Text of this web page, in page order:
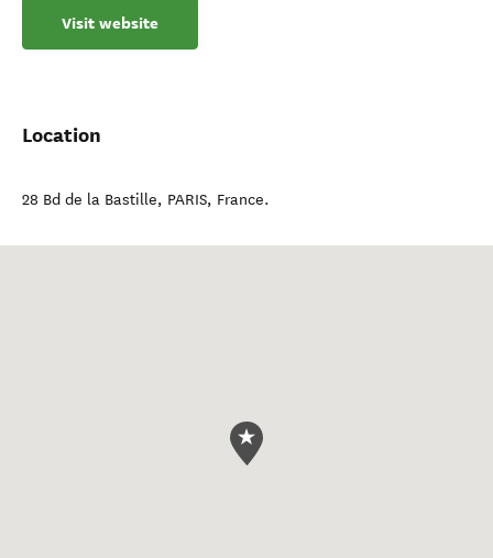
Visit website
Location
28 Bd de la Bastille, PARIS, France.